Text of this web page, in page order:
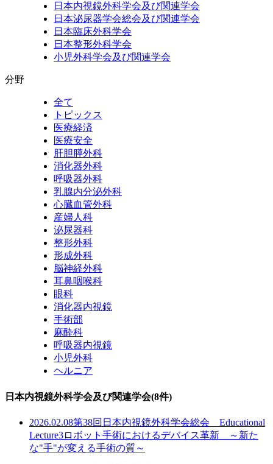
日本内視鏡外科学会及び関連学会
日本泌尿器学会総会及び関連学会
日本臨床外科学会
日本整形外科学会
小児外科学会及び関連学会
分野
全て
トピックス
医療経済
医療安全
肝胆膵外科
消化器外科
呼吸器外科
乳腺内分泌外科
心臓血管外科
産婦人科
泌尿器科
整形外科
形成外科
脳神経外科
耳鼻咽喉科
眼科
消化器内視鏡
手術部
麻酔科
呼吸器内視鏡
小児外科
ヘルニア
日本内視鏡外科学会及び関連学会(8件)
2026.02.08第38回日本内視鏡外科学会総会 Educational
Lecture3ロボット手術におけるデバイス革新 ～新た
な"手"が変える手術の質～